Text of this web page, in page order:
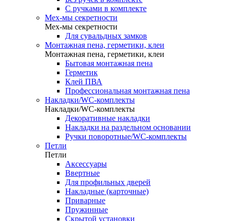
С ручками в комплекте
Мех-мы секретности
Мех-мы секретности
Для сувальдных замков
Монтажная пена, герметики, клеи
Монтажная пена, герметики, клеи
Бытовая монтажная пена
Герметик
Клей ПВА
Профессиональная монтажная пена
Накладки/WC-комплекты
Накладки/WC-комплекты
Декоративные накладки
Накладки на раздельном основании
Ручки поворотные/WC-комплекты
Петли
Петли
Аксессуары
Ввертные
Для профильных дверей
Накладные (карточные)
Приварные
Пружинные
Скрытой установки